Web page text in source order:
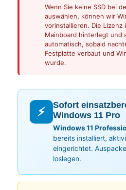
Wenn Sie keine SSD bei
auswählen, können wir
vorinstallieren. Die Lizenz
Mainboard hinterlegt und
automatisch, sobald
Festplatte verbaut und
wurde.
⚡
Sofort
Windows 11 Pro
Windows 11
bereits installiert,
eingerichtet.
loslegen.